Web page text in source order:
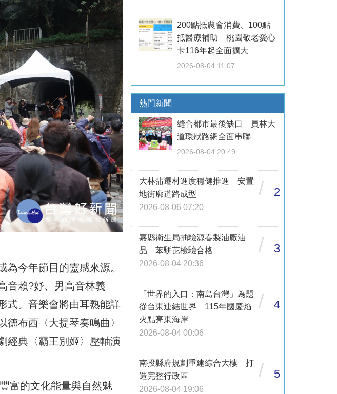
今年節目的靈感來源。
音賴?妤、男高音林義
式。音樂會將由耳熟能詳
布西〈大提琴奏鳴曲〉
經典〈霸王別姬〉壓軸演
富的文化能量與自然魅
200點抵農會消費、100點
抵醫療補助 桃園敬老愛心
卡116年起全面擴大
2026-08-04 11:07
熱門新聞
縫合都市最後缺口 員林大
道環狀路網全面串聯
2026-08-04 20:49
大林蒲遷村進度穩健推進 安置
地街廓道路成型
2026-08-06 07:20
/ 2
嘉縣衛生局抽驗源春製油廠油
品 苯駢芘檢驗合格
2026-08-04 20:36
/ 3
「世界的入口：南島台灣」為題
從台東連結世界 115年國慶焰
火點亮東海岸
2026-08-04 00:06
/ 4
南投縣府規劃重建綜合大樓 打
造完整行政區
2026-08-04 19:06
/ 5